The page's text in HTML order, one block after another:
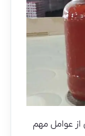
عوامل مهم